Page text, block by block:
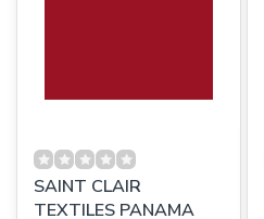
SAINT CLAIR
TEXTILES PANAMA